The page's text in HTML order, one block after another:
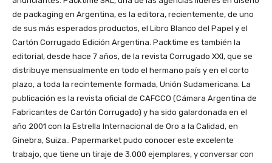
de packaging en Argentina, es la editora, recientemente, de uno
de sus más esperados productos, el Libro Blanco del Papel y el
Cartón Corrugado Edición Argentina. Packtime es también la
editorial, desde hace 7 años, de la revista Corrugado XXI, que se
distribuye mensualmente en todo el hermano país y en el corto
plazo, a toda la recintemente formada, Unión Sudamericana. La
publicación es la revista oficial de CAFCCO (Cámara Argentina de
Fabricantes de Cartón Corrugado) y ha sido galardonada en el
año 2001 con la Estrella Internacional de Oro a la Calidad, en
Ginebra, Suiza.. Papermarket pudo conocer este excelente
trabajo, que tiene un tiraje de 3.000 ejemplares, y conversar con